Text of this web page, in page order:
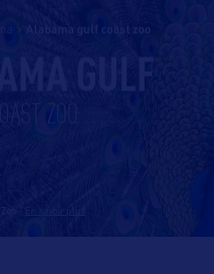
alabama gulf coast zoo
GULF
COAST ZOO